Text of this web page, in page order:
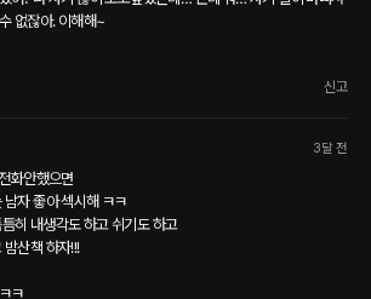
없잖아. 이해해~
신고
3달 전
화안했으면
남자 좋아 섹시해 ㅋㅋ
히 내생각도 하고 쉬기도 하고
산책 하자!!!
ㅋ